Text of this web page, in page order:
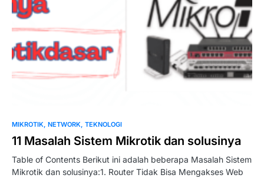
MIKROTIK NETWORK TEKNOLOGI
11 Masalah Sistem Mikrotik dan solusinya
Table of Contents Berikut ini adalah beberapa Masalah Sistem
Mikrotik dan solusinya:1. Router Tidak Bisa Mengakses Web